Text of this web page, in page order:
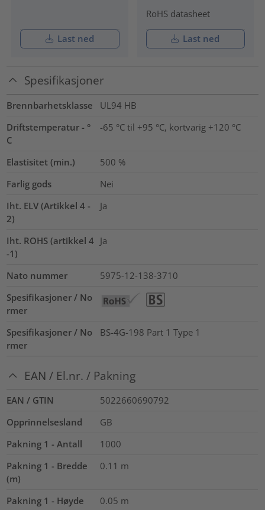
Last ned
RoHS datasheet
Last ned
Spesifikasjoner
Brennbarhetsklasse
UL94 HB
Driftstemperatur - °
C
-65 °C til +95 °C, kortvarig +120 °C
Elastisitet (min.) 500 %
Farlig gods
Nei
Iht. ELV (Artikkel 4 -
2)
Ja
Iht. ROHS (artikkel 4
-1)
Ja
Nato nummer
5975-12-138-3710
Spesifikasjoner / No
rmer
Spesifikasjoner / No
rmer
BS-4G-198 Part 1 Type 1
EAN / El.nr. / Pakning
EAN / GTIN
5022660690792
Opprinnelsesland
GB
Pakning 1 - Antall
1000
Pakning 1 - Bredde
(m)
0.11 m
Pakning 1 - Høyde
0.05 m